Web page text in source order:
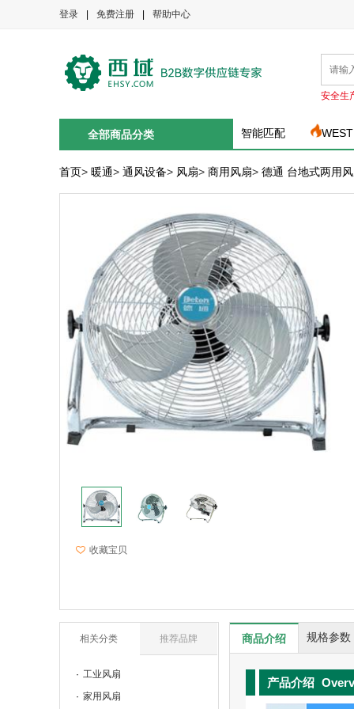
登录 免费注册 帮助中心
安全生
全部商品分类 智能匹配
首页> 暖通> 通风设备> 风扇> 商用风扇> 德通 台地式两用
收藏宝贝
相关分类 推荐品牌
工业风扇
家用风扇
商品介绍 规格参数
产品介绍